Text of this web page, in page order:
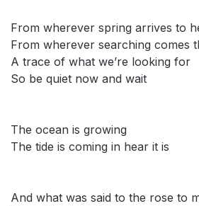
From wherever spring arrives to
From wherever searching comes
A trace of what we’re looking for
So be quiet now and wait
The ocean is growing
The tide is coming in hear it is
And what was said to the rose to